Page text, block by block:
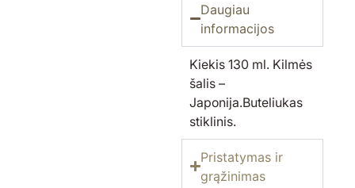
Daugiau
informacijos
Kiekis 130 ml. Kilmės
šalis –
Japonija.Buteliukas
stiklinis.
Pristatymas ir
grąžinimas